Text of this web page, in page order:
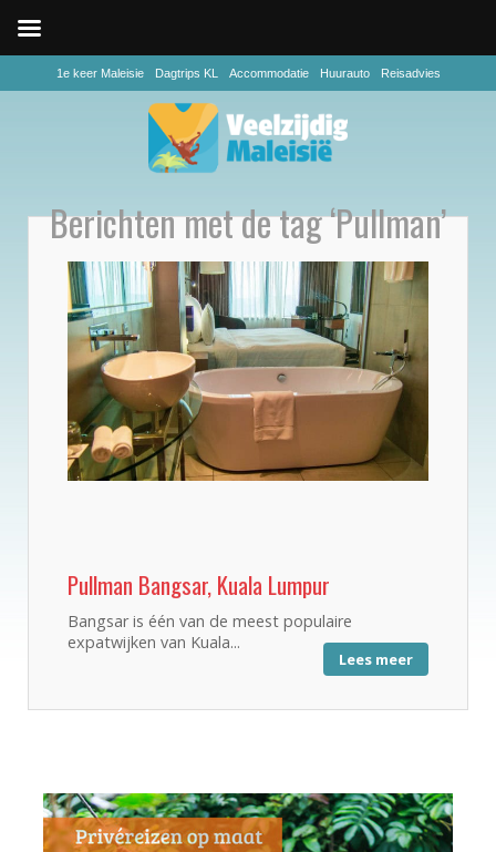
1e keer Maleisie Dagtrips KL Accommodatie Huurauto Reisadvies
Berichten met de tag ‘Pullman’
Pullman Bangsar, Kuala Lumpur
Bangsar is één van de meest populaire
expatwijken van Kuala...
Lees meer